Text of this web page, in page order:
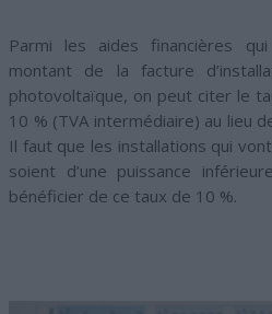
Parmi les aides financières
montant de la facture
photovoltaïque, on peut citer le
10 % (TVA intermédiaire) au lieu
Il faut que les installations qui
soient d’une puissance
bénéficier de ce taux de 10 %.